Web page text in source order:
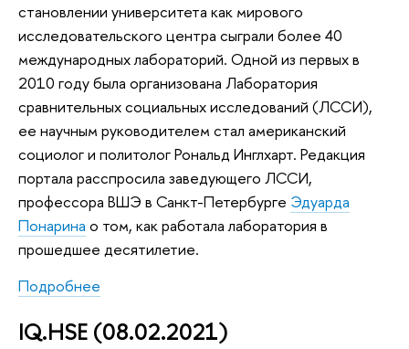
становлении университета как мирового
исследовательского центра сыграли более 40
международных лабораторий. Одной из первых в
2010 году была организована Лаборатория
сравнительных социальных исследований (ЛССИ),
ее научным руководителем стал американский
социолог и политолог Рональд Инглхарт. Редакция
портала расспросила заведующего ЛССИ,
профессора ВШЭ в Санкт-Петербурге Эдуарда
Понарина о том, как работала лаборатория в
прошедшее десятилетие.
Подробнее
IQ.HSE (08.02.2021)